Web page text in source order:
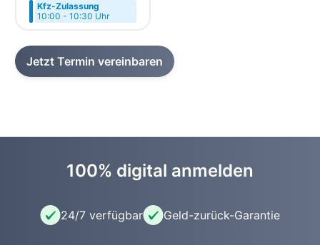
Kfz-Zulassung
10:00 - 10:30 Uhr
Jetzt Termin vereinbaren
100% digital anmelden
24/7 verfügbar Geld-zurück-Garantie